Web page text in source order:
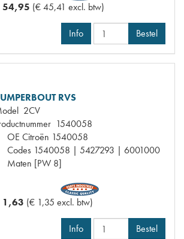
54,95 (€ 45,41 excl. btw)
Info Bestel
RVS
2CV
1540058
OE Citroën 1540058
Codes 1540058 | 5427293 | 6001000
Maten [PW 8]
1,63 (€ 1,35 excl. btw)
Info Bestel